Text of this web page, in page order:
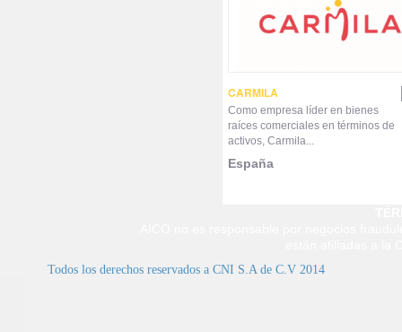
CARMILA
Como empresa líder en bienes
raíces comerciales en términos de
activos, Carmila...
España
Todos los derechos reservados a CNI S.A de C.V 2014